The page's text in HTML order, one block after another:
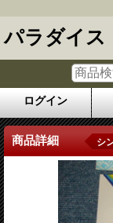
パラダイス
ログイン
商品詳細 シ